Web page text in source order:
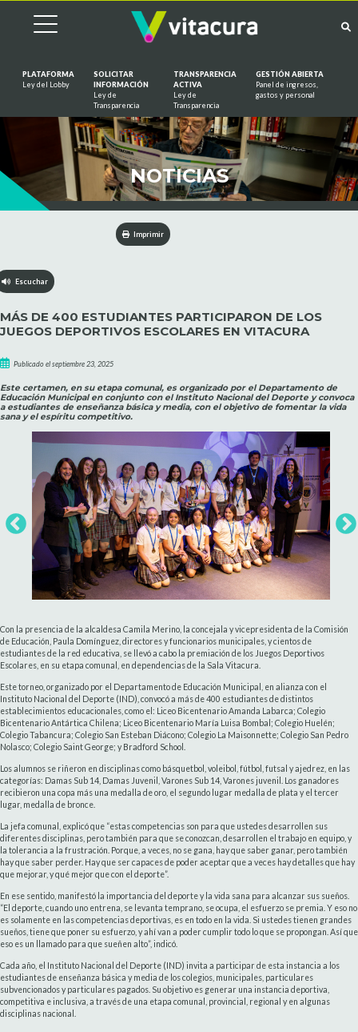
PLATAFORMA
Ley del Lobby
SOLICITAR
INFORMACIÓN
Ley de
Transparencia
TRANSPARENCIA
ACTIVA
Ley de
Transparencia
GESTIÓN ABIERTA
Panel de ingresos,
gastos y personal
NOTICIAS
Imprimir
Escuchar
MÁS DE 400 ESTUDIANTES PARTICIPARON DE LOS
JUEGOS DEPORTIVOS ESCOLARES EN VITACURA
Publicado el septiembre 23, 2025
Este certamen, en su etapa comunal, es organizado por el Departamento de
Educación Municipal en conjunto con el Instituto Nacional del Deporte y convoca
a estudiantes de enseñanza básica y media, con el objetivo de fomentar la vida
sana y el espíritu competitivo.
Con la presencia de la alcaldesa Camila Merino, la concejala y vicepresidenta de la Comisión
de Educación, Paula Domínguez, directores y funcionarios municipales, y cientos de
estudiantes de la red educativa, se llevó a cabo la premiación de los Juegos Deportivos
Escolares, en su etapa comunal, en dependencias de la Sala Vitacura.
Este torneo, organizado por el Departamento de Educación Municipal, en alianza con el
Instituto Nacional del Deporte (IND), convocó a más de 400 estudiantes de distintos
establecimientos educacionales, como el: Liceo Bicentenario Amanda Labarca; Colegio
Bicentenario Antártica Chilena; Liceo Bicentenario María Luisa Bombal; Colegio Huelén;
Colegio Tabancura; Colegio San Esteban Diácono; Colegio La Maisonnette; Colegio San Pedro
Nolasco; Colegio Saint George; y Bradford School.
Los alumnos se riñeron en disciplinas como básquetbol, voleibol, fútbol, futsal y ajedrez, en las
categorías: Damas Sub 14, Damas Juvenil, Varones Sub 14, Varones juvenil. Los ganadores
recibieron una copa más una medalla de oro, el segundo lugar medalla de plata y el tercer
lugar, medalla de bronce.
La jefa comunal, explicó que “estas competencias son para que ustedes desarrollen sus
diferentes disciplinas, pero también para que se conozcan, desarrollen el trabajo en equipo, y
la tolerancia a la frustración. Porque, a veces, no se gana, hay que saber ganar, pero también
hay que saber perder. Hay que ser capaces de poder aceptar que a veces hay detalles que hay
que mejorar, y qué mejor que con el deporte”.
En ese sentido, manifestó la importancia del deporte y la vida sana para alcanzar sus sueños.
“El deporte, cuando uno entrena, se levanta temprano, se ocupa, el esfuerzo se premia. Y eso no
es solamente en las competencias deportivas, es en todo en la vida. Si ustedes tienen grandes
sueños, tiene que poner su esfuerzo, y ahí van a poder cumplir todo lo que se propongan. Así que
eso es un llamado para que sueñen alto”, indicó.
Cada año, el Instituto Nacional del Deporte (IND) invita a participar de esta instancia a los
estudiantes de enseñanza básica y media de los colegios, municipales, particulares
subvencionados y particulares pagados. Su objetivo es generar una instancia deportiva,
competitiva e inclusiva, a través de una etapa comunal, provincial, regional y en algunas
disciplinas nacional.